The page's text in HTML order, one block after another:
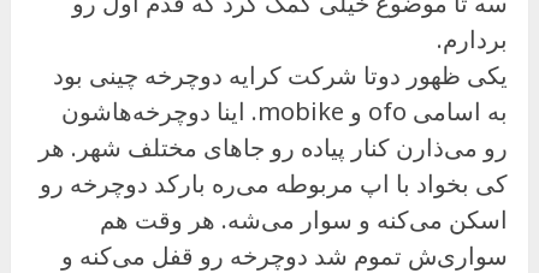
بردارم.
یکی ظهور دوتا شرکت کرایه دوچرخه چینی بود
به اسامی ofo و mobike. اینا دوچرخه‌هاشون
رو می‌ذارن کنار پیاده رو جاهای مختلف شهر. هر
کی بخواد با اپ مربوطه می‌ره بارکد دوچرخه رو
اسکن می‌کنه و سوار می‌شه. هر وقت هم
سواری‌ش تموم شد دوچرخه رو قفل می‌کنه و